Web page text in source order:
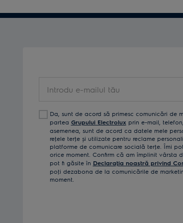
tău Da, sunt de acord să primesc comunicări de
partea Grupului Electrolux prin e-mail,
asemenea, sunt de acord ca datele mele
reţele terţe și utilizate pentru reclame
platforme de comunicare socială terţe. Îmi
orice moment. Confirm că am împlinit vârsta
pot fi găsite în Declaraţia noastră privind
poţi dezabona de la comunicările de
moment.